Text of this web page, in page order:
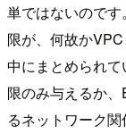
単ではないので
限が、何故か
中にまとめられ
限のみ与えるか
るネットワーク